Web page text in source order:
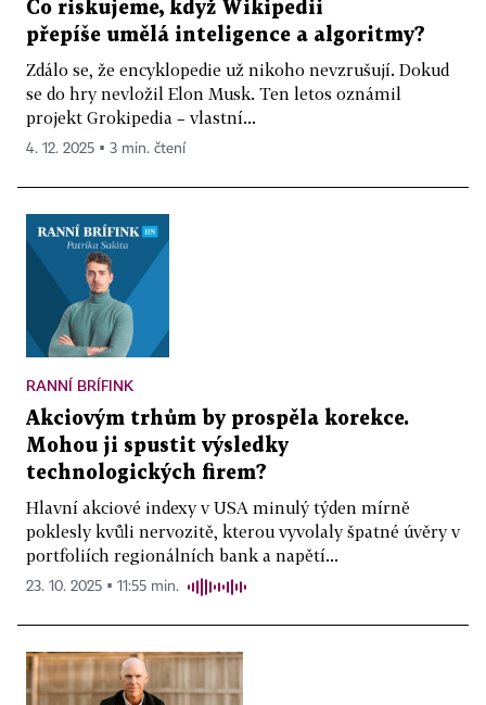
Co riskujeme, když Wikipedii
přepíše umělá inteligence a algoritmy?
Zdálo se, že encyklopedie už nikoho nevzrušují. Dokud
se do hry nevložil Elon Musk. Ten letos oznámil
projekt Grokipedia – vlastní...
4. 12. 2025 ▪ 3 min. čtení
RANNÍ BRÍFINK
Akciovým trhům by prospěla korekce.
Mohou ji spustit výsledky
technologických firem?
Hlavní akciové indexy v USA minulý týden mírně
poklesly kvůli nervozitě, kterou vyvolaly špatné úvěry v
portfoliích regionálních bank a napětí...
23. 10. 2025 ▪ 11:55 min.